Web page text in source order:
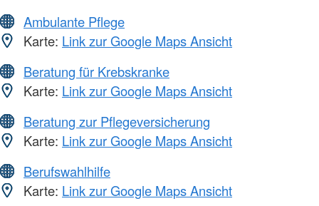
Ambulante Pflege
Karte: Link zur Google Maps Ansicht
Beratung für Krebskranke
Karte: Link zur Google Maps Ansicht
Beratung zur Pflegeversicherung
Karte: Link zur Google Maps Ansicht
Berufswahlhilfe
Karte: Link zur Google Maps Ansicht